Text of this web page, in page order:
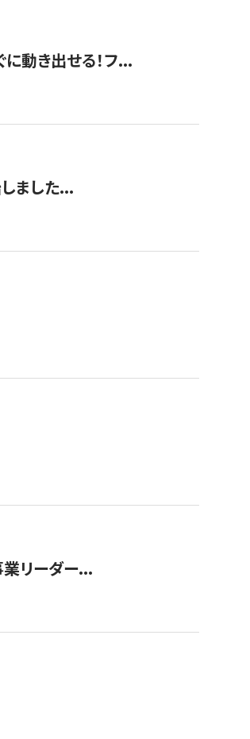
に動き出せる！フ...
ました...
業リーダー...